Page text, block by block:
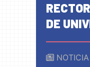
DE
NOTICIA